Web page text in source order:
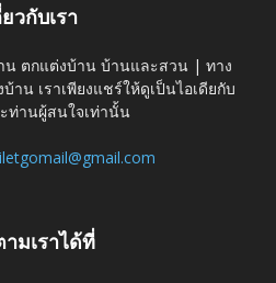
ยวกับเรา
น ตกแต่งบ้าน บ้านและสวน | ทาง
าน เราเพียงแชร์ให้ดูเป็นไอเดียกับ
ท่านผู้สนใจเท่านั้น
มเราได้ที่